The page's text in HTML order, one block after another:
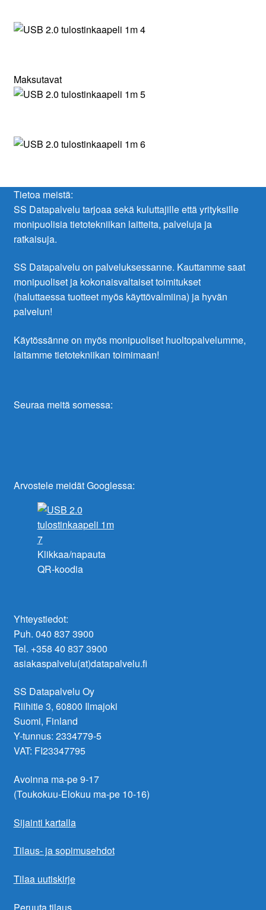
Maksutavat
Tietoa meistä:
SS Datapalvelu tarjoaa sekä kuluttajille että yrityksille
monipuolisia tietotekniikan laitteita, palveluja ja
ratkaisuja.
SS Datapalvelu on palveluksessanne. Kauttamme saat
monipuoliset ja kokonaisvaltaiset toimitukset
(haluttaessa tuotteet myös käyttövalmiina) ja hyvän
palvelun!
Käytössänne on myös monipuoliset huoltopalvelumme,
laitamme tietotekniikan toimimaan!
Seuraa meitä somessa:
Arvostele meidät Googlessa:
Klikkaa/napauta
QR-koodia
Yhteystiedot:
Puh. 040 837 3900
Tel. +358 40 837 3900
asiakaspalvelu(at)datapalvelu.fi
SS Datapalvelu Oy
Riihitie 3, 60800 Ilmajoki
Suomi, Finland
Y-tunnus: 2334779-5
VAT: FI23347795
Avoinna ma-pe 9-17
(Toukokuu-Elokuu ma-pe 10-16)
Sijainti kartalla
Tilaus- ja sopimusehdot
Tilaa uutiskirje
Peruuta tilaus